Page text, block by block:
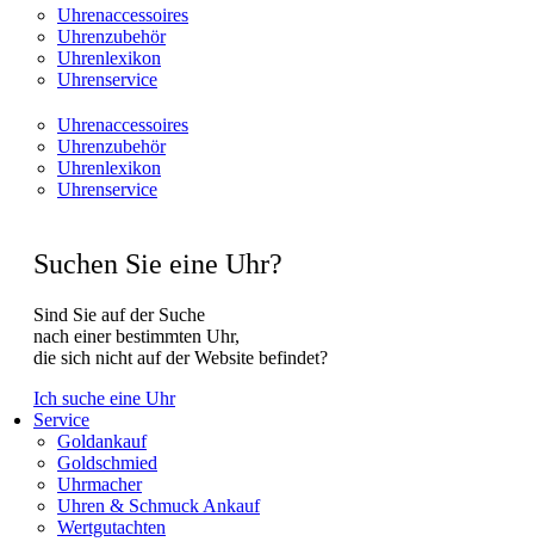
Uhrenaccessoires
Uhrenzubehör
Uhrenlexikon
Uhrenservice
Uhrenaccessoires
Uhrenzubehör
Uhrenlexikon
Uhrenservice
Suchen Sie eine Uhr?
Sind Sie auf der Suche
nach einer bestimmten Uhr,
die sich nicht auf der Website befindet?
Ich suche eine Uhr
Service
Goldankauf
Goldschmied
Uhrmacher
Uhren & Schmuck Ankauf
Wertgutachten